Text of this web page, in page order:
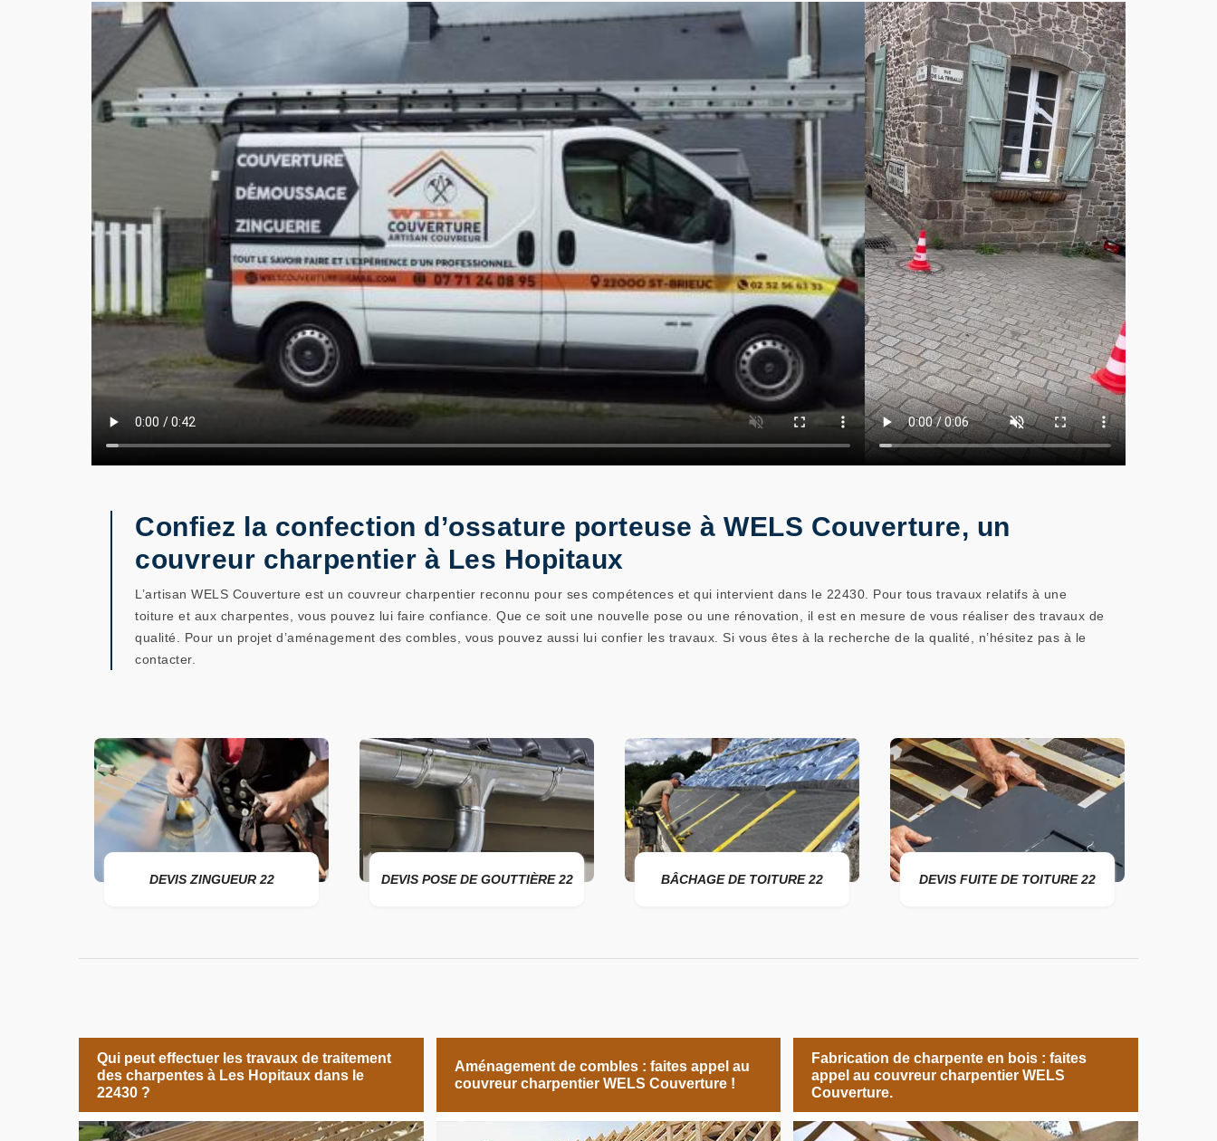
Confiez la confection d’ossature porteuse à WELS Couverture, un
couvreur charpentier à Les Hopitaux
L’artisan WELS Couverture est un couvreur charpentier reconnu pour ses compétences et qui intervient dans le 22430. Pour tous travaux relatifs à une
toiture et aux charpentes, vous pouvez lui faire confiance. Que ce soit une nouvelle pose ou une rénovation, il est en mesure de vous réaliser des travaux de
qualité. Pour un projet d’aménagement des combles, vous pouvez aussi lui confier les travaux. Si vous êtes à la recherche de la qualité, n’hésitez pas à le
contacter.
DEVIS ZINGUEUR 22 DEVIS POSE DE GOUTTIÈRE 22 BÂCHAGE DE TOITURE 22 DEVIS FUITE DE TOITURE 22
Qui peut effectuer les travaux de traitement
des charpentes à Les Hopitaux dans le
22430 ?
Aménagement de combles : faites appel au
couvreur charpentier WELS Couverture !
Fabrication de charpente en bois : faites
appel au couvreur charpentier WELS
Couverture.